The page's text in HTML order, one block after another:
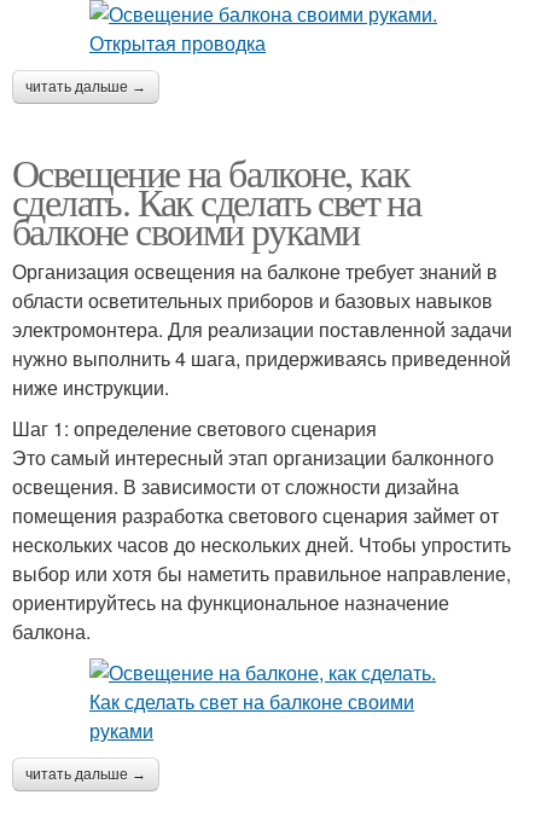
читать дальше →
Освещение на балконе, как
сделать. Как сделать свет на
балконе своими руками
Организация освещения на балконе требует знаний в
области осветительных приборов и базовых навыков
электромонтера. Для реализации поставленной задачи
нужно выполнить 4 шага, придерживаясь приведенной
ниже инструкции.
Шаг 1: определение светового сценария
Это самый интересный этап организации балконного
освещения. В зависимости от сложности дизайна
помещения разработка светового сценария займет от
нескольких часов до нескольких дней. Чтобы упростить
выбор или хотя бы наметить правильное направление,
ориентируйтесь на функциональное назначение
балкона.
читать дальше →